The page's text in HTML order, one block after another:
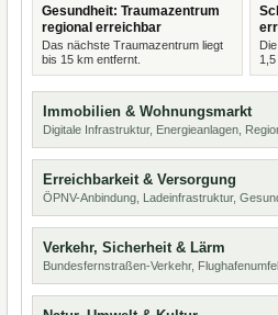
Gesundheit: Traumazentrum
regional erreichbar
Das nächste Traumazentrum liegt
bis 15 km entfernt.
Immobilien & Wohnungsmarkt
Digitale Infrastruktur, Energieanlagen,
Erreichbarkeit & Versorgung
ÖPNV-Anbindung, Ladeinfrastruktur,
Verkehr, Sicherheit & Lärm
Bundesfernstraßen-Verkehr,